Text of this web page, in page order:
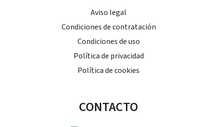
Aviso legal
Condiciones de contratación
Condiciones de uso
Política de privacidad
Política de cookies
CONTACTO